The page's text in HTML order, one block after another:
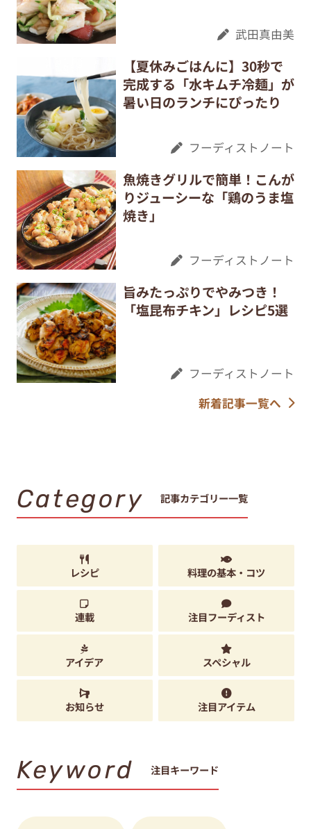
武田真由美
【夏休みごはんに】30秒で
完成する「水キムチ冷麺」が
暑い日のランチにぴったり
フーディストノート
魚焼きグリルで簡単！こんが
りジューシーな「鶏のうま塩
焼き」
フーディストノート
旨みたっぷりでやみつき！
「塩昆布チキン」レシピ5選
フーディストノート
新着記事一覧へ
Category 記事カテゴリー一覧
レシピ 料理の基本・コツ
連載 注目フーディスト
アイデア スペシャル
お知らせ 注目アイテム
Keyword 注目キーワード